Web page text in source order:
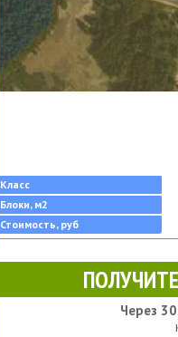
Класс
Блоки, м2
Стоимость, руб
Через